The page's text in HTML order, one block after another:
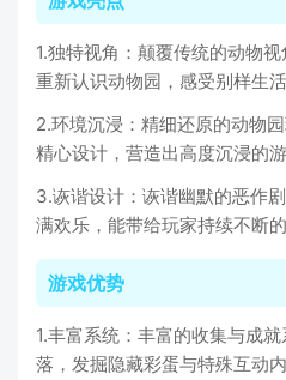
1.独特视角：颠覆传统的动物
重新认识动物园，感受别样生活
2.环境沉浸：精细还原的动物
精心设计，营造出高度沉浸的游
3.诙谐设计：诙谐幽默的恶作
满欢乐，能带给玩家持续不断的
游戏优势
1.丰富系统：丰富的收集与成
落，发掘隐藏彩蛋与特殊互动内